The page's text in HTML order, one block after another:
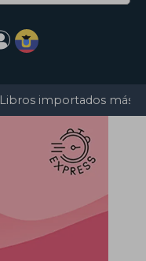
Libros importados más